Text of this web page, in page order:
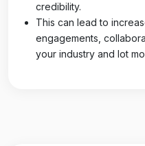
credibility.
This can lead to
engagements,
your industry and lot